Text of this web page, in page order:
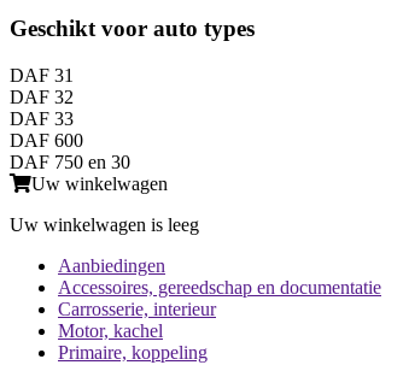
Geschikt voor auto types
DAF 31
DAF 32
DAF 33
DAF 600
DAF 750 en 30
Uw winkelwagen
Uw winkelwagen is leeg
Aanbiedingen
Accessoires, gereedschap en documentatie
Carrosserie, interieur
Motor, kachel
Primaire, koppeling